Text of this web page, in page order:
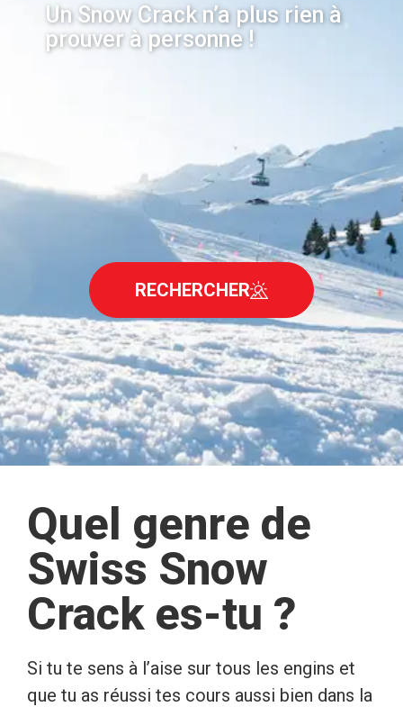
Un Snow Crack n’a plus rien à
prouver à personne !
RECHERCHER
Quel genre de
Swiss Snow
Crack es-tu ?
Si tu te sens à l’aise sur tous les engins et
que tu as réussi tes cours aussi bien dans la